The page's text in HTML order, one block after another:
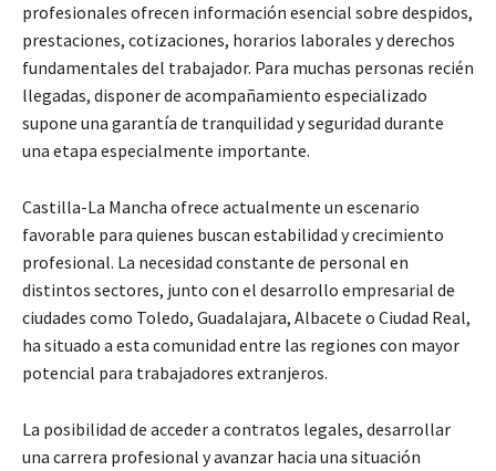
profesionales ofrecen información esencial sobre despidos,
prestaciones, cotizaciones, horarios laborales y derechos
fundamentales del trabajador. Para muchas personas recién
llegadas, disponer de acompañamiento especializado
supone una garantía de tranquilidad y seguridad durante
una etapa especialmente importante.
Castilla-La Mancha ofrece actualmente un escenario
favorable para quienes buscan estabilidad y crecimiento
profesional. La necesidad constante de personal en
distintos sectores, junto con el desarrollo empresarial de
ciudades como Toledo, Guadalajara, Albacete o Ciudad Real,
ha situado a esta comunidad entre las regiones con mayor
potencial para trabajadores extranjeros.
La posibilidad de acceder a contratos legales, desarrollar
una carrera profesional y avanzar hacia una situación